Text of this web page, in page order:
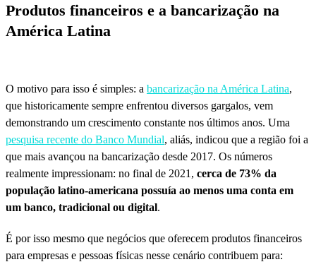
Produtos financeiros e a bancarização na
América Latina
O motivo para isso é simples: a bancarização na América Latina,
que historicamente sempre enfrentou diversos gargalos, vem
demonstrando um crescimento constante nos últimos anos. Uma
pesquisa recente do Banco Mundial, aliás, indicou que a região foi a
que mais avançou na bancarização desde 2017. Os números
realmente impressionam: no final de 2021, cerca de 73% da
população latino-americana possuía ao menos uma conta em
um banco, tradicional ou digital.
É por isso mesmo que negócios que oferecem produtos financeiros
para empresas e pessoas físicas nesse cenário contribuem para: